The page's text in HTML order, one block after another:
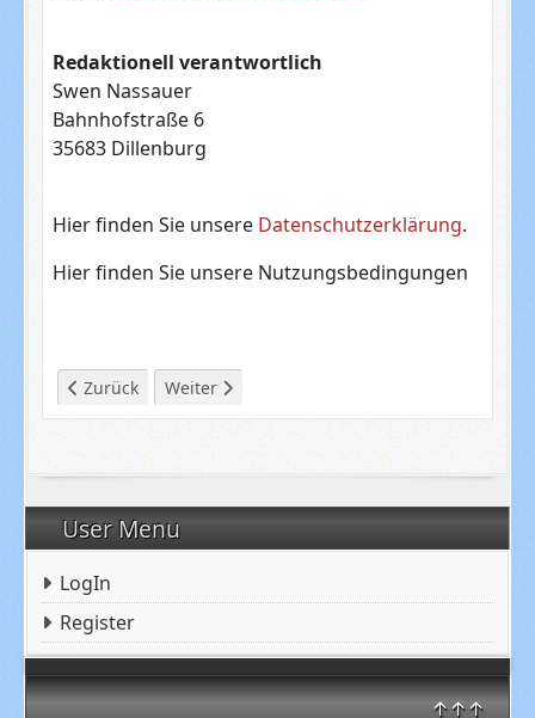
↑↑↑
User Menu
LogIn
Register
Redaktionell verantwortlich
Swen Nassauer
Bahnhofstraße 6
35683 Dillenburg
Hier finden Sie unsereDatenschutzerklärung.
Hier finden Sie unsere Nutzungsbedingungen
Vorheriger Beitrag: Nutzungsbedingungen
Zurück Nächster Beitrag: Neuaufbau der Webseite
Weiter